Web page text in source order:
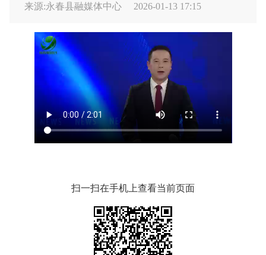
来源:永春县融媒体中心 2026-01-13 17:15
扫一扫在手机上查看当前页面